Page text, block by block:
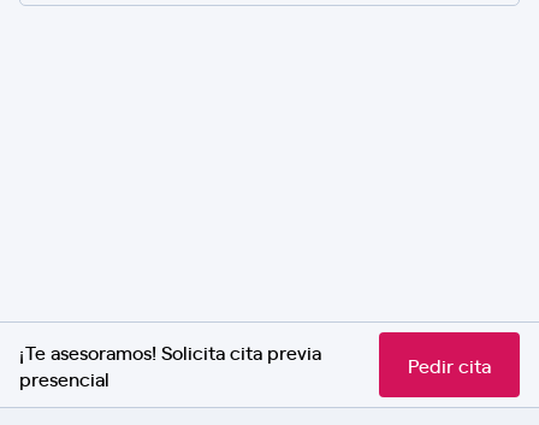
¡Te asesoramos! Solicita cita previa
presencial
Pedir cita